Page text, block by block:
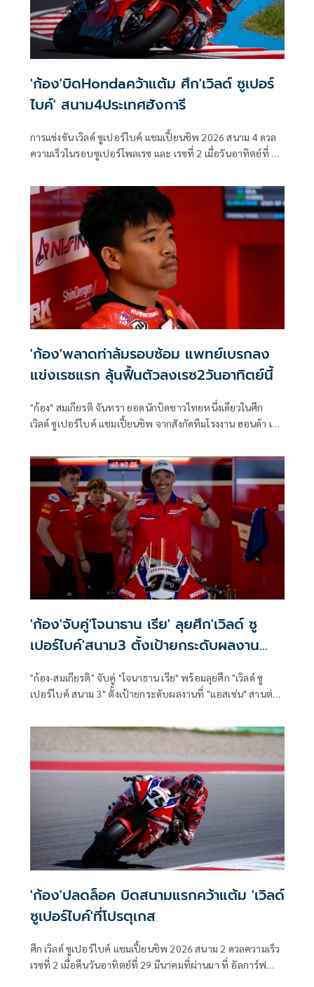
'ก้อง'บิดHondaคว้าแต้ม ศึก'เวิลด์ ซูเปอร์
ไบค์' สนาม4ประเทศฮังการี
การแข่งขัน เวิลด์ ซูเปอร์ไบค์ แชมเปี้ยนชิพ 2026 สนาม 4 ดวล
ความเร็วในรอบซูเปอร์โพลเรซ และ เรซที่ 2 เมื่อวันอาทิตย์ที่ 3
ประเทศฮังการี ท่ามกลางการติดตามของแฟนมอเตอร์สปอร์ต
ทั่วโลก
'ก้อง'พลาดท่าล้มรอบซ้อม แพทย์เบรกลง
แข่งเรซแรก ลุ้นฟื้นตัวลงเรซ2วันอาทิตย์นี้
"ก้อง" สมเกียรติ จันทรา ยอดนักบิดชาวไทยหนึ่งเดียวในศึก
เวิลด์ ซูเปอร์ไบค์ แชมเปี้ยนชิพ จากสังกัดทีมโรงงาน ฮอนด้า เอ
มีมติให้ถอนตัวจากการแข่งขันเรซแรกในวันเสาร์ เพื่อรักษา
อาการบาดเจ็บ เตรียมลุ้นคัมแบ็กในวันอาทิตย์นี้ที่ ทีที เซอร์กิต
แอสเซ่น ประเทศเนเธอร์แลนด์
'ก้อง'จับคู่'โจนาธาน เรีย' ลุยศึก'เวิลด์ ซู
เปอร์ไบค์'สนาม3 ตั้งเป้ายกระดับผลงาน
"ก้อง-สมเกียรติ" จับคู่ "โจนาธาน เรีย" พร้อมลุยศึก "เวิลด์ ซู
เปอร์ไบค์ สนาม 3" ตั้งเป้ายกระดับผลงานที่ "แอสเซ่น" สานต่อ
'ก้อง'ปลดล็อค บิดสนามแรกคว้าแต้ม 'เวิลด์
ซูเปอร์ไบค์'ที่โปรตุเกส
ศึก เวิลด์ ซูเปอร์ไบค์ แชมเปี้ยนชิพ 2026 สนาม 2 ดวลความเร็ว
เรซที่ 2 เมื่อคืนวันอาทิตย์ที่ 29 มีนาคมที่ผ่านมา ที่ อัลการ์ฟ